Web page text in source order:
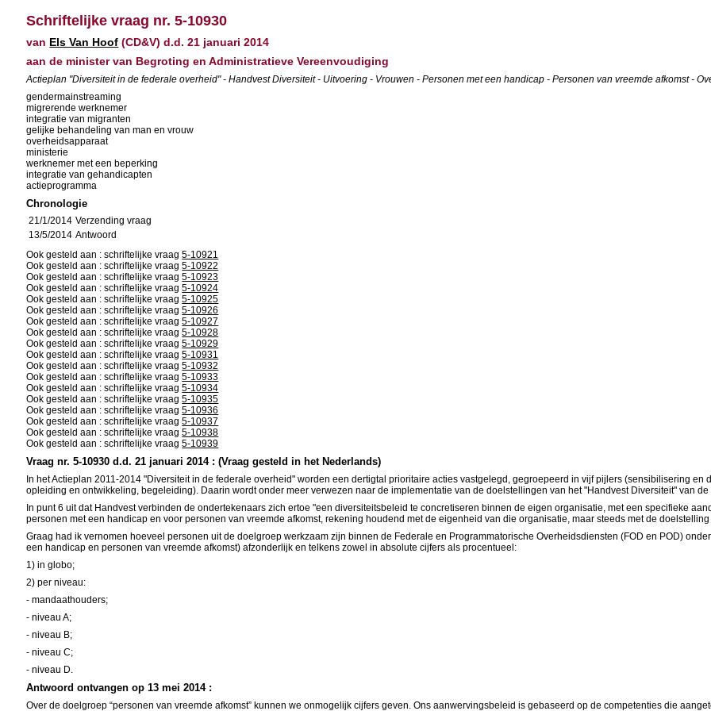
Schriftelijke vraag nr. 5-10930
van Els Van Hoof (CD&V) d.d. 21 januari 2014
aan de minister van Begroting en Administratieve Vereenvoudiging
Actieplan "Diversiteit in de federale overheid" - Handvest Diversiteit - Uitvoering - Vrouwen - Personen met een handicap - Personen van vreemde afkomst -
gendermainstreaming
migrerende werknemer
integratie van migranten
gelijke behandeling van man en vrouw
overheidsapparaat
ministerie
werknemer met een beperking
integratie van gehandicapten
actieprogramma
Chronologie
21/1/2014 Verzending vraag
13/5/2014 Antwoord
Ook gesteld aan : schriftelijke vraag5-10921
Ook gesteld aan : schriftelijke vraag5-10922
Ook gesteld aan : schriftelijke vraag5-10923
Ook gesteld aan : schriftelijke vraag5-10924
Ook gesteld aan : schriftelijke vraag5-10925
Ook gesteld aan : schriftelijke vraag5-10926
Ook gesteld aan : schriftelijke vraag5-10927
Ook gesteld aan : schriftelijke vraag5-10928
Ook gesteld aan : schriftelijke vraag5-10929
Ook gesteld aan : schriftelijke vraag5-10931
Ook gesteld aan : schriftelijke vraag5-10932
Ook gesteld aan : schriftelijke vraag5-10933
Ook gesteld aan : schriftelijke vraag5-10934
Ook gesteld aan : schriftelijke vraag5-10935
Ook gesteld aan : schriftelijke vraag5-10936
Ook gesteld aan : schriftelijke vraag5-10937
Ook gesteld aan : schriftelijke vraag5-10938
Ook gesteld aan : schriftelijke vraag5-10939
Vraag nr. 5-10930 d.d. 21 januari 2014 : (Vraag gesteld in het Nederlands)
In het Actieplan 2011-2014 "Diversiteit in de federale overheid" worden een dertigtal prioritaire acties vastgelegd, gegroepeerd in vijf pijlers (sensibilisering
opleiding en ontwikkeling, begeleiding). Daarin wordt onder meer verwezen naar de implementatie van de doelstellingen van het "Handvest Diversiteit" van
In punt 6 uit dat Handvest verbinden de ondertekenaars zich ertoe "een diversiteitsbeleid te concretiseren binnen de eigen organisatie, met een specifieke
personen met een handicap en voor personen van vreemde afkomst, rekening houdend met de eigenheid van die organisatie, maar steeds met de
Graag had ik vernomen hoeveel personen uit de doelgroep werkzaam zijn binnen de Federale en Programmatorische Overheidsdiensten (FOD en POD)
een handicap en personen van vreemde afkomst) afzonderlijk en telkens zowel in absolute cijfers als procentueel:
1) in globo;
2) per niveau:
- mandaathouders;
- niveau A;
- niveau B;
- niveau C;
- niveau D.
Antwoord ontvangen op 13 mei 2014 :
Over de doelgroep “personen van vreemde afkomst” kunnen we onmogelijk cijfers geven. Ons aanwervingsbeleid is gebaseerd op de competenties die